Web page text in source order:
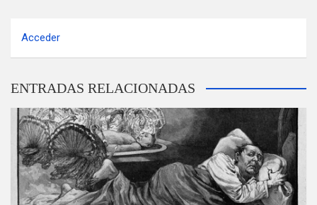
Acceder
ENTRADAS RELACIONADAS